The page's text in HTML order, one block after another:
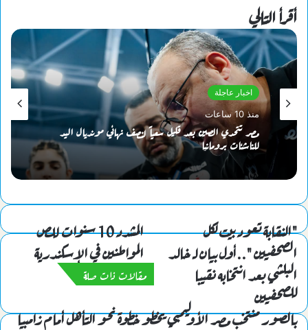
أقرأ التالي
اخبار عاجلة
منذ 10 ساعات
مصر تتحدي الصين بعد قليل سعياً لنصف نهائي مونديال اليد
للناشئات برومانيا
"النقابة تعود بيت لكل
الصحفيين "..أول بيان لـ خالد
البلشي بعد انتخابه نقيبا
للصحفيين
المشدد 10 سنوات للص
المواطنين في الإسكندرية
مقالات ذات صلة
بالصور منتخب مصر الأوليمبي يخطو خطوة نحو التأهل أمام زامبيا